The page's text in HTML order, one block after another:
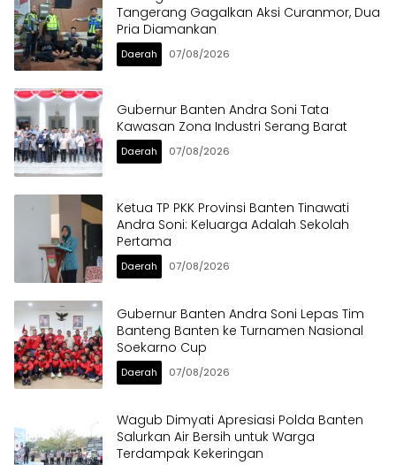
Tangerang Gagalkan Aksi Curanmor, Dua
Pria Diamankan
Daerah 07/08/2026
Gubernur Banten Andra Soni Tata
Kawasan Zona Industri Serang Barat
Daerah 07/08/2026
Ketua TP PKK Provinsi Banten Tinawati
Andra Soni: Keluarga Adalah Sekolah
Pertama
Daerah 07/08/2026
Gubernur Banten Andra Soni Lepas Tim
Banteng Banten ke Turnamen Nasional
Soekarno Cup
Daerah 07/08/2026
Wagub Dimyati Apresiasi Polda Banten
Salurkan Air Bersih untuk Warga
Terdampak Kekeringan